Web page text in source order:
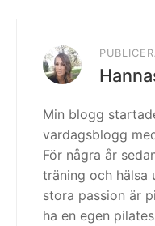
Min blogg
vardagsblogg
För några år
träning och hälsa
stora passion är
ha en egen